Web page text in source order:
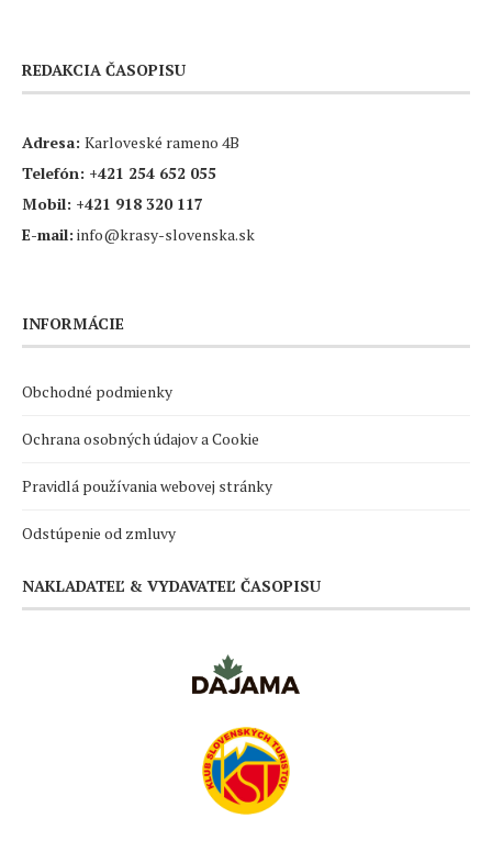
REDAKCIA ČASOPISU
Adresa: Karloveské rameno 4B
Telefón: +421 254 652 055
Mobil: +421 918 320 117
E-mail: info@krasy-slovenska.sk
INFORMÁCIE
Obchodné podmienky
Ochrana osobných údajov a Cookie
Pravidlá používania webovej stránky
Odstúpenie od zmluvy
NAKLADATEĽ & VYDAVATEĽ ČASOPISU